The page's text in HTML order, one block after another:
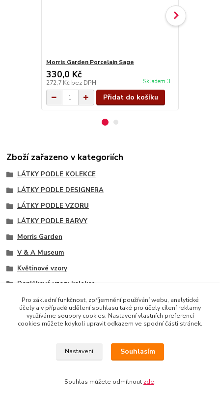
Morris Garden Porcelain Sage
330,0 Kč
272,7 Kč bez DPH Skladem 3
Přidat do košíku
Zboží zařazeno v kategoriích
LÁTKY PODLE KOLEKCE
LÁTKY PODLE DESIGNERA
LÁTKY PODLE VZORU
LÁTKY PODLE BARVY
Morris Garden
V & A Museum
Květinové vzory
Doplňkové vzory kolekce
Zelené odstíny
Černé tóny
Copyright © 2014 · E-SHOP S DESIGNOVÝMI LÁTKAMI
Pro základní funkčnost, zpříjemnění používání webu, analytické
účely a v případě udělení souhlasu také pro účely cílení reklamy
využíváme soubory cookies. Nastavení vlastních preferencí
cookies můžete kdykoli upravit odkazem ve spodní části stránek.
Nastavení Souhlasím
Souhlas můžete odmítnout zde.